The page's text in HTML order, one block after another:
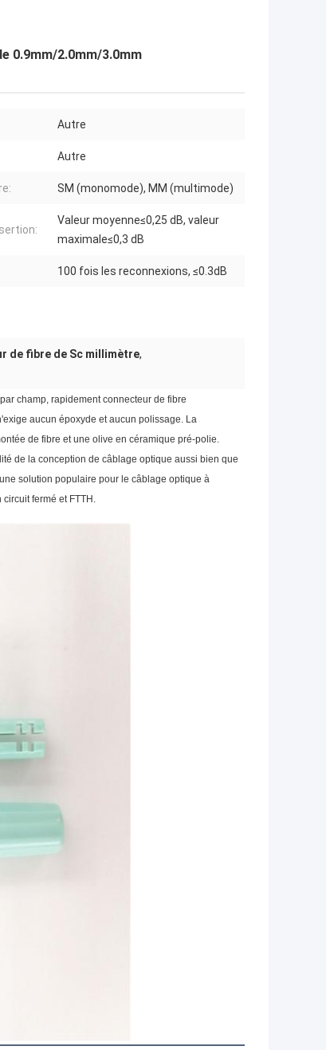
0.9mm/2.0mm/3.0mm
Autre
Autre
SM (monomode), MM (multimode)
Valeur moyenne≤0,25 dB, valeur
maximale≤0,3 dB
100 fois les reconnexions, ≤0.3dB
de fibre de Sc millimètre,
champ, rapidement connecteur de fibre
aucun époxyde et aucun polissage. La
de fibre et une olive en céramique pré-polie.
de la conception de câblage optique aussi bien que
solution populaire pour le câblage optique à
fermé et FTTH.